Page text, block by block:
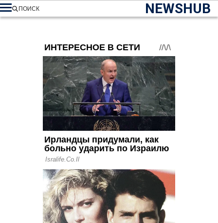
NEWSHUB
ПОИСК